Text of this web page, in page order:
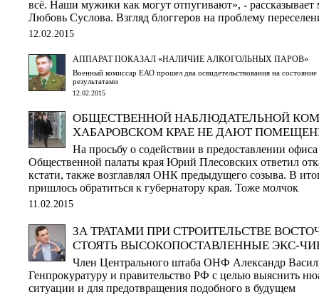
всё. Наши мужики как могут отпугивают», - рассказывает
Любовь Суслова. Взгляд блоггеров на проблему
12.02.2015
АППАРАТ ПОКАЗАЛ «НАЛИЧИЕ АЛКОГОЛЬНЫХ ПАРОВ»
Военный комиссар ЕАО прошел два освидетельствования на
результатами
12.02.2015
ОБЩЕСТВЕННОЙ НАБЛЮДАТЕЛЬНОЙ
ХАБАРОВСКОМ КРАЕ НЕ ДАЮТ
На просьбу о содействии в предоставлении офиса
Общественной палаты края Юрий Плесовских ответил
кстати, также возглавлял ОНК предыдущего созыва. В
пришлось обратиться к губернатору края. Тоже молчок
11.02.2015
ЗА ТРАТАМИ ПРИ СТРОИТЕЛЬСТВЕ
СТОЯТЬ ВЫСОКОПОСТАВЛЕННЫЕ ЭКС-
Член Центрального штаба ОНФ Александр
Генпрокуратуру и правительство РФ с целью выяснить
ситуации и для предотвращения подобного в будущем